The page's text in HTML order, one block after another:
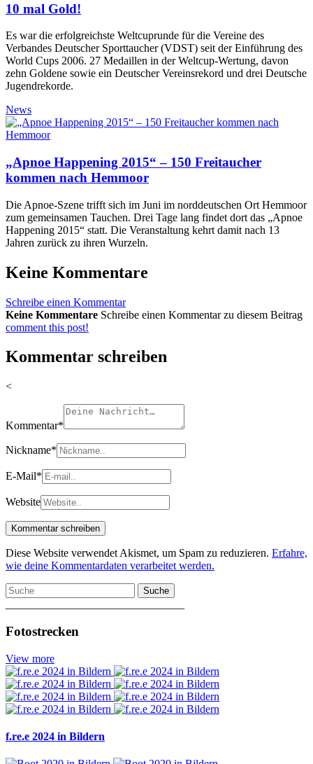
10 mal Gold!
Es war die erfolgreichste Weltcuprunde für die Vereine des
Verbandes Deutscher Sporttaucher (VDST) seit der Einführung des
World Cups 2006. 27 Medaillen in der Weltcup-Wertung, davon
zehn Goldene sowie ein Deutscher Vereinsrekord und drei Deutsche
Jugendrekorde.
News
„Apnoe Happening 2015“ – 150 Freitaucher
kommen nach Hemmoor
Die Apnoe-Szene trifft sich im Juni im norddeutschen Ort Hemmoor
zum gemeinsamen Tauchen. Drei Tage lang findet dort das „Apnoe
Happening 2015“ statt. Die Veranstaltung kehrt damit nach 13
Jahren zurück zu ihren Wurzeln.
Keine Kommentare
Schreibe einen Kommentar
Keine Kommentare Schreibe einen Kommentar zu diesem Beitrag
comment this post!
Kommentar schreiben
<
Kommentar*
Nickname*
E-Mail*
Website
Diese Website verwendet Akismet, um Spam zu reduzieren. Erfahre,
wie deine Kommentardaten verarbeitet werden.
Suche
Fotostrecken
View more
f.re.e 2024 in Bildern